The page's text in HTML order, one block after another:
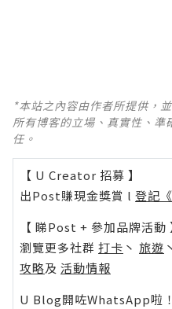
*本站之內容由作者所提供，
所有博客的立場、真實性、
任。
【 U Creator 招募 】
出Post賺現金獎賞 l 登記
【 睇Post + 參加品牌活動
瀏覽更多社群 打卡 丶 旅遊 丶
攻略及 活動情報
U Blog開咗WhatsApp啦